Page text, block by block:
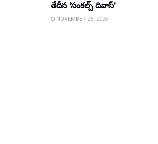
తేదీన ‘సంకల్ప్ దివాస్’
NOVEMBER 26, 2025